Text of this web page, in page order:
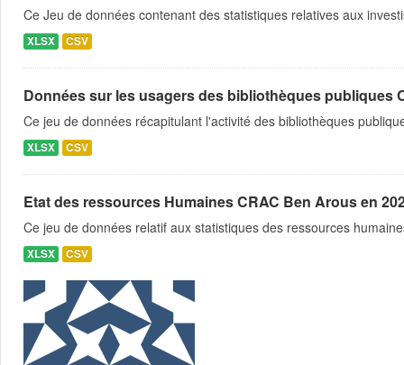
Ce Jeu de données contenant des statistiques relatives aux
XLSX CSV
Données sur les usagers des bibliothèques publiques
Ce jeu de données récapitulant l'activité des bibliothèques
XLSX CSV
Etat des ressources Humaines CRAC Ben Arous en
Ce jeu de données relatif aux statistiques des ressources
XLSX CSV